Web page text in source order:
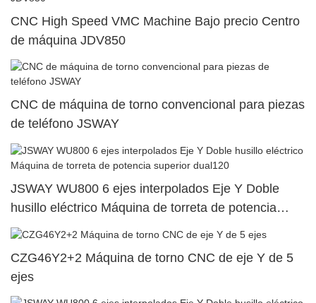
CNC High Speed ​​VMC Machine Bajo precio Centro
de máquina JDV850
CNC de máquina de torno convencional para piezas
de teléfono JSWAY
JSWAY WU800 6 ejes interpolados Eje Y Doble
husillo eléctrico Máquina de torreta de potencia
superior dual120
CZG46Y2+2 Máquina de torno CNC de eje Y de 5
ejes